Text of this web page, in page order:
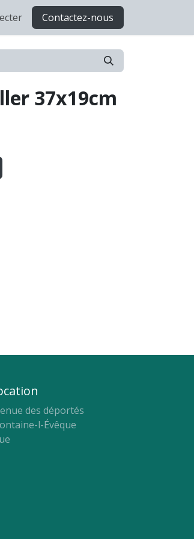
Contactez-nous
37x19cm
des déportés
l-Évêque